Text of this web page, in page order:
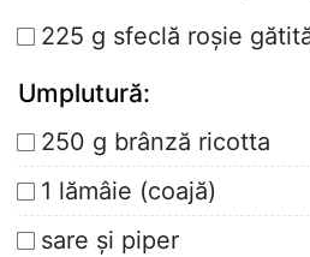
225 g sfeclă roșie
Umplutură:
250 g brânză ricotta
1 lămâie (coajă)
sare și piper